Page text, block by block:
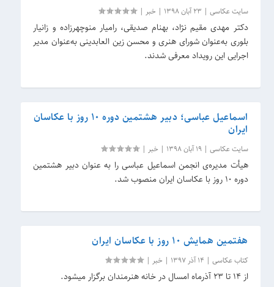
سایت عکاسی | 23 آبان 1398 | خبر |
دکتر مهدی مقیم نژاد، بهنام صدیقی، رامیار منوچهرزاده و زانیار
بلوری به‌عنوان شورای هنری و محسن زین العابدینی به‌عنوان مدیر
اجرایی این رویداد معرفی شدند.
اسماعیل عباسی؛ دبیر هشتمین دوره 10 روز با عکاسان
ایران
سایت عکاسی |19 آبان 1398 | خبر |
هیأت مدیره‌ی انجمن اسماعیل عباسی را به‌ عنوان دبیر هشتمین
دوره 10 روز با عکاسان ایران منصوب شد.
هفتمین همایش ۱۰ روز با عکاسان ایران
کتاب عکاسی | 14 آذر 1397 | خبر |
از ۱۴ تا ۲۳ آذرماه امسال در خانه هنرمندان برگزار می‎شود.